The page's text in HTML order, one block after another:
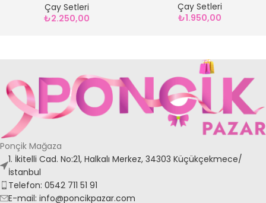
Çay Setleri
₺2.250,00
Çay Setleri
₺1.950,00
Ponçik Mağaza
1. İkitelli Cad. No:21, Halkalı Merkez, 34303 Küçükçekmece/
İstanbul
Telefon: 0542 711 51 91
E-mail: info@poncikpazar.com